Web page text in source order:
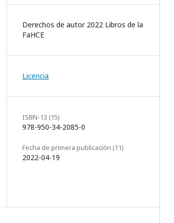
Derechos de autor 2022 Libros de la
FaHCE
Licencia
ISBN-13 (15)
978-950-34-2085-0
Fecha de primera publicación (11)
2022-04-19